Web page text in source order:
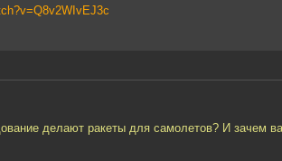
делают ракеты для самолетов? И зачем